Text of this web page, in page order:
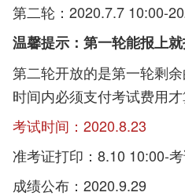
第二轮：2020.7.7 10:00-
温馨提示：第一轮能报上就
第二轮开放的是第一轮剩
时间内必须支付考试费用才
考试时间：2020.8.23
准考证打印：8.10 10:00-
成绩公布：2020.9.29